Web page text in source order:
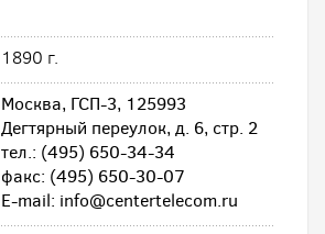
1890 г.
Москва, ГСП-3, 125993
Дегтярный переулок, д. 6, стр. 2
тел.: (495) 650-34-34
факс: (495) 650-30-07
E-mail: info@centertelecom.ru